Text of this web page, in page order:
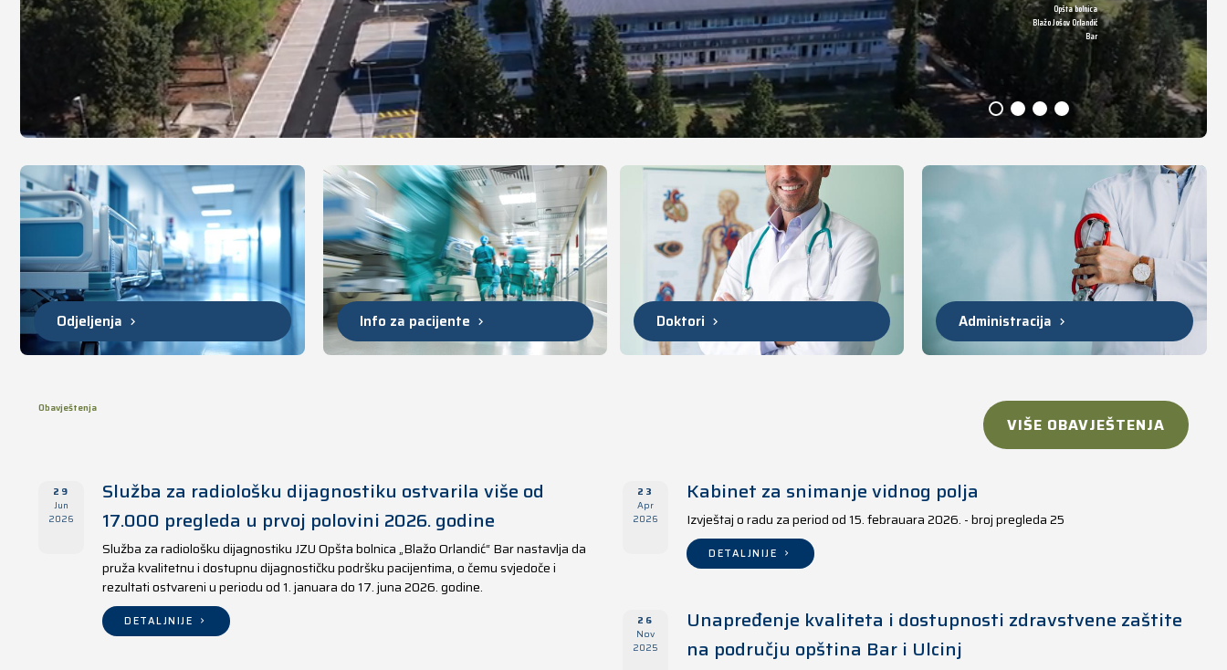
Opšta bolnica
Blažo Jošov Orlandić
Bar
Odjeljenja
DETALJNIJE
Info za pacijente
DETALJNIJE
Doktori
DETALJNIJE
Administracija
DETALJNIJE
Obavještenja
VIŠE OBAVJEŠTENJA
29
Jun
2026
Služba za radiološku dijagnostiku ostvarila više od
17.000 pregleda u prvoj polovini 2026. godine
Služba za radiološku dijagnostiku JZU Opšta bolnica „Blažo Orlandić“ Bar nastavlja da
pruža kvalitetnu i dostupnu dijagnostičku podršku pacijentima, o čemu svjedoče i
rezultati ostvareni u periodu od 1. januara do 17. juna 2026. godine.
DETALJNIJE
23
Apr
2026
Kabinet za snimanje vidnog polja
Izvještaj o radu za period od 15. febrauara 2026. - broj pregleda 25
DETALJNIJE
26
Nov
2025
Unapređenje kvaliteta i dostupnosti zdravstvene zaštite
na području opština Bar i Ulcinj